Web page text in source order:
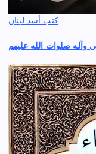
كتب أسد لبنان
وآله صلوات الله عليهم